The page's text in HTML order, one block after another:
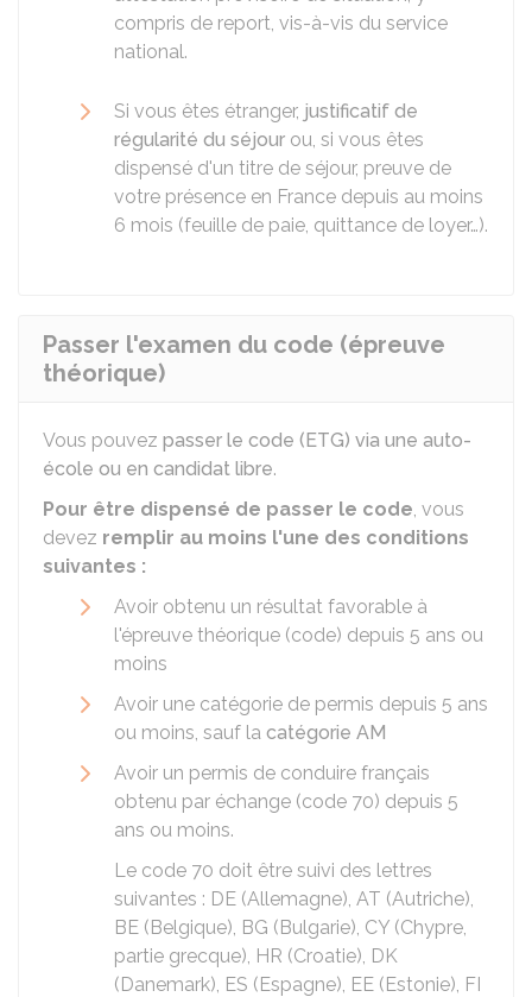
compris de report, vis-à-vis du service
national.
Si vous êtes étranger, justificatif de
régularité du séjour ou, si vous êtes
dispensé d'un titre de séjour, preuve de
votre présence en France depuis au moins
6 mois (feuille de paie, quittance de loyer…).
Passer l'examen du code (épreuve
théorique)
Vous pouvez passer le code (ETG) via une auto-
école ou en candidat libre.
Pour être dispensé de passer le code, vous
devez remplir au moins l'une des conditions
suivantes :
Avoir obtenu un résultat favorable à
l'épreuve théorique (code) depuis 5 ans ou
moins
Avoir une catégorie de permis depuis 5 ans
ou moins, sauf la catégorie AM
Avoir un permis de conduire français
obtenu par échange (code 70) depuis 5
ans ou moins.
Le code 70 doit être suivi des lettres
suivantes : DE (Allemagne), AT (Autriche),
BE (Belgique), BG (Bulgarie), CY (Chypre,
partie grecque), HR (Croatie), DK
(Danemark), ES (Espagne), EE (Estonie), FI